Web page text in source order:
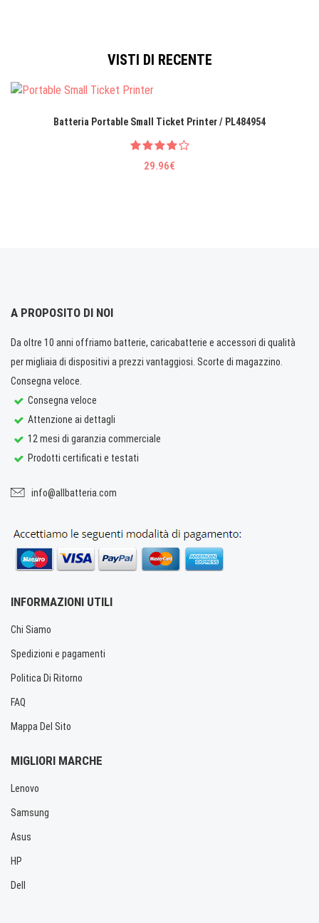
VISTI DI RECENTE
Batteria Portable Small Ticket Printer / PL484954
29.96€
A PROPOSITO DI NOI
Da oltre 10 anni offriamo batterie, caricabatterie e accessori di qualità
per migliaia di dispositivi a prezzi vantaggiosi. Scorte di magazzino.
Consegna veloce.
Consegna veloce
Attenzione ai dettagli
12 mesi di garanzia commerciale
Prodotti certificati e testati
info@allbatteria.com
INFORMAZIONI UTILI
Chi Siamo
Spedizioni e pagamenti
Politica Di Ritorno
FAQ
Mappa Del Sito
MIGLIORI MARCHE
Lenovo
Samsung
Asus
HP
Dell